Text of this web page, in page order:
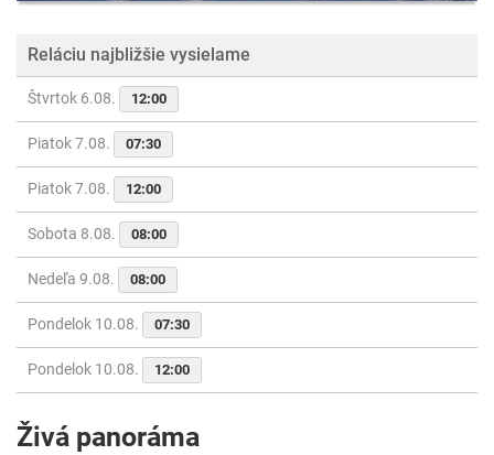
Reláciu najbližšie vysielame
Štvrtok 6.08. 12:00
Piatok 7.08. 07:30
Piatok 7.08. 12:00
Sobota 8.08. 08:00
Nedeľa 9.08. 08:00
Pondelok 10.08. 07:30
Pondelok 10.08. 12:00
Živá panoráma